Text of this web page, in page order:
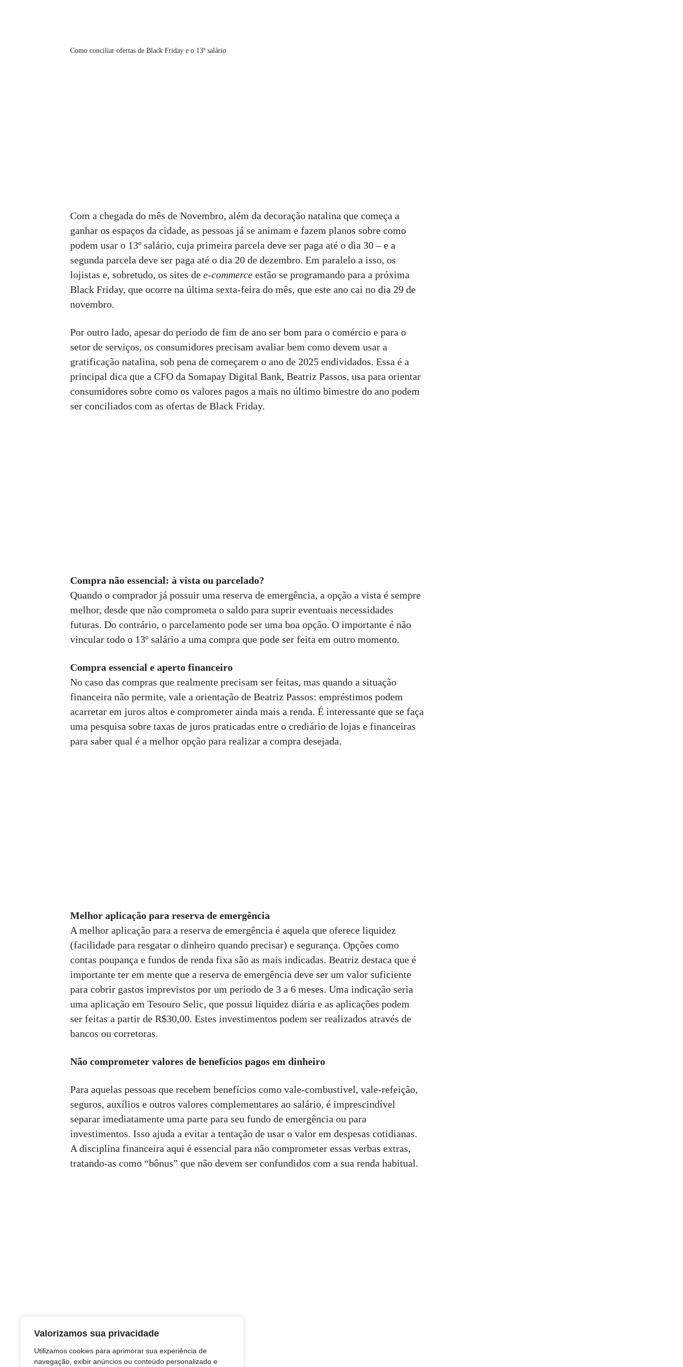
Valorizamos sua privacidade
Utilizamos cookies para aprimorar sua experiência de
navegação, exibir anúncios ou conteúdo personalizado e
Como conciliar ofertas de Black Friday e o 13º salário
Com a chegada do mês de Novembro, além da decoração natalina que começa a
ganhar os espaços da cidade, as pessoas já se animam e fazem planos sobre como
podem usar o 13º salário, cuja primeira parcela deve ser paga até o dia 30 – e a
segunda parcela deve ser paga até o dia 20 de dezembro. Em paralelo a isso, os
lojistas e, sobretudo, os sites de e-commerce estão se programando para a próxima
Black Friday, que ocorre na última sexta-feira do mês, que este ano cai no dia 29 de
novembro.
Por outro lado, apesar do período de fim de ano ser bom para o comércio e para o
setor de serviços, os consumidores precisam avaliar bem como devem usar a
gratificação natalina, sob pena de começarem o ano de 2025 endividados. Essa é a
principal dica que a CFO da Somapay Digital Bank, Beatriz Passos, usa para orientar
consumidores sobre como os valores pagos a mais no último bimestre do ano podem
ser conciliados com as ofertas de Black Friday.
Compra não essencial: à vista ou parcelado?
Quando o comprador já possuir uma reserva de emergência, a opção a vista é sempre
melhor, desde que não comprometa o saldo para suprir eventuais necessidades
futuras. Do contrário, o parcelamento pode ser uma boa opção. O importante é não
vincular todo o 13º salário a uma compra que pode ser feita em outro momento.
Compra essencial e aperto financeiro
No caso das compras que realmente precisam ser feitas, mas quando a situação
financeira não permite, vale a orientação de Beatriz Passos: empréstimos podem
acarretar em juros altos e comprometer ainda mais a renda. É interessante que se faça
uma pesquisa sobre taxas de juros praticadas entre o crediário de lojas e financeiras
para saber qual é a melhor opção para realizar a compra desejada.
Melhor aplicação para reserva de emergência
A melhor aplicação para a reserva de emergência é aquela que oferece liquidez
(facilidade para resgatar o dinheiro quando precisar) e segurança. Opções como
contas poupança e fundos de renda fixa são as mais indicadas. Beatriz destaca que é
importante ter em mente que a reserva de emergência deve ser um valor suficiente
para cobrir gastos imprevistos por um período de 3 a 6 meses. Uma indicação seria
uma aplicação em Tesouro Selic, que possui liquidez diária e as aplicações podem
ser feitas a partir de R$30,00. Estes investimentos podem ser realizados através de
bancos ou corretoras.
Não comprometer valores de benefícios pagos em dinheiro
Para aquelas pessoas que recebem benefícios como vale-combustível, vale-refeição,
seguros, auxílios e outros valores complementares ao salário, é imprescindível
separar imediatamente uma parte para seu fundo de emergência ou para
investimentos. Isso ajuda a evitar a tentação de usar o valor em despesas cotidianas.
A disciplina financeira aqui é essencial para não comprometer essas verbas extras,
tratando-as como “bônus” que não devem ser confundidos com a sua renda habitual.
TAGS
e-commerce